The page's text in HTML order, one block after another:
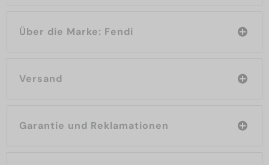
Über die Marke: Fendi
Versand
Garantie und Reklamationen